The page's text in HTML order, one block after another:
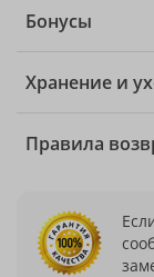
Бонусы
Хранение и
Правила